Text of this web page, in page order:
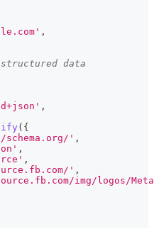
,
data
,
( {
' ,
,
,
' ,
img/logos/